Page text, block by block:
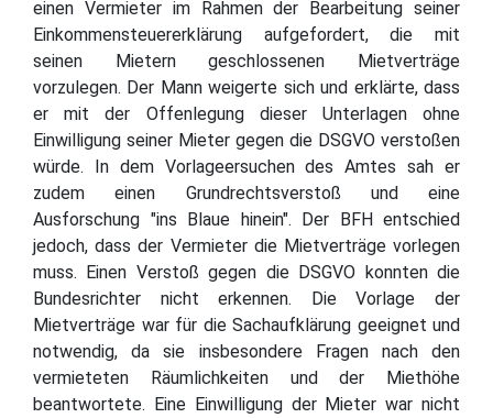
einen Vermieter im Rahmen der Bearbeitung seiner
Einkommensteuererklärung aufgefordert, die mit
seinen Mietern geschlossenen Mietverträge
vorzulegen. Der Mann weigerte sich und erklärte, dass
er mit der Offenlegung dieser Unterlagen ohne
Einwilligung seiner Mieter gegen die DSGVO verstoßen
würde. In dem Vorlageersuchen des Amtes sah er
zudem einen Grundrechtsverstoß und eine
Ausforschung "ins Blaue hinein". Der BFH entschied
jedoch, dass der Vermieter die Mietverträge vorlegen
muss. Einen Verstoß gegen die DSGVO konnten die
Bundesrichter nicht erkennen. Die Vorlage der
Mietverträge war für die Sachaufklärung geeignet und
notwendig, da sie insbesondere Fragen nach den
vermieteten Räumlichkeiten und der Miethöhe
beantwortete. Eine Einwilligung der Mieter war nicht